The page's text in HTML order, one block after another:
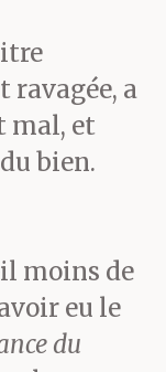
et
ravagée, a
mal, et
bien.
moins de
eu le
du